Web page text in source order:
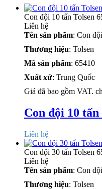
Con đội 10 tấn Tolsen
Liên hệ
Tên sản phẩm: Con
Thương hiệu: Tolsen
Mã sản phẩm: 65410
Xuất xứ: Trung Quốc
Giá đã bao gồm VAT.
Con đội 10 tấn
Liên hệ
Con đội 30 tấn Tolsen
Liên hệ
Tên sản phẩm: Con
Thương hiệu: Tolsen